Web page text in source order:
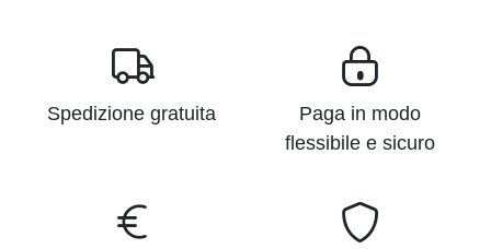
Spedizione gratuita
Paga in modo
flessibile e sicuro